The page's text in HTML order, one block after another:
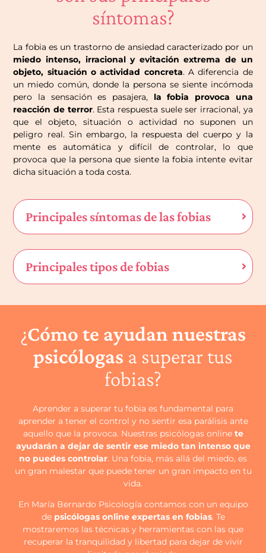
síntomas?
La fobia es un trastorno de ansiedad caracterizado por un
miedo intenso, irracional y evitación extrema de un
objeto, situación o actividad concreta. A diferencia de
un miedo común, donde la persona se siente incómoda
pero la sensación es pasajera, la fobia provoca una
reacción de terror. Esta respuesta suele ser irracional, ya
que el objeto, situación o actividad no suponen un
peligro real. Sin embargo, la respuesta del cuerpo y la
mente es automática y difícil de controlar, lo que
provoca que la persona que siente la fobia intente evitar
dicha situación a toda costa.
Principales síntomas de las fobias
Principales tipos de fobias
¿Cómo te ayudan nuestras
psicólogas a superar tus
fobias?
Aprender a superar tu fobia es fundamental para
aprender a tener el control y no sentir esa parálisis ante
aquello que la provoca. Nuestras psicólogas online te
ayudarán a dejar de sentir ese miedo tan intenso que
no puedes controlar. Una fobia, más allá del miedo, es
un gran malestar que puede tener un gran impacto en tu
vida.
En María Bernardo Psicología contamos con un equipo
de psicólogas online expertas en fobias. Te
mostraremos las técnicas y herramientas con las que
recuperar la tranquilidad y libertad para dejar de vivir